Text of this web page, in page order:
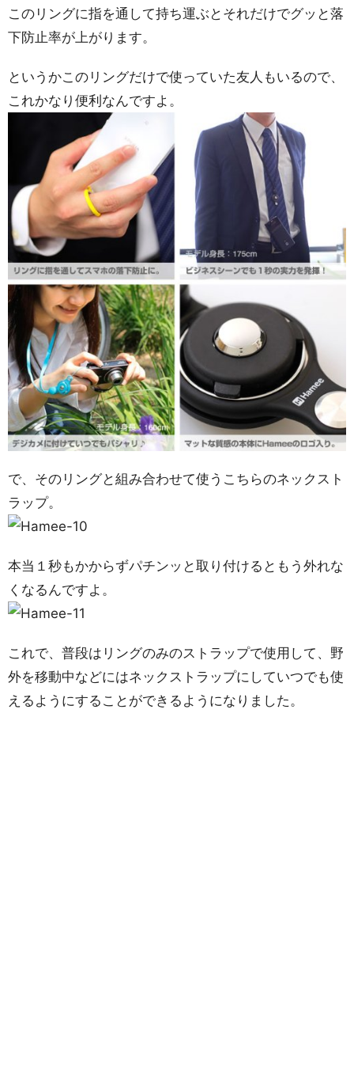
このリングに指を通して持ち運ぶとそれだけでグッと落
下防止率が上がります。
というかこのリングだけで使っていた友人もいるので、
これかなり便利なんですよ。
で、そのリングと組み合わせて使うこちらのネックスト
ラップ。
本当１秒もかからずパチンッと取り付けるともう外れな
くなるんですよ。
これで、普段はリングのみのストラップで使用して、野
外を移動中などにはネックストラップにしていつでも使
えるようにすることができるようになりました。